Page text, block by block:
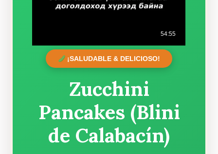
¡SALUDABLE & DELICIOSO!
Zucchini
Pancakes (Blini
de Calabacín)